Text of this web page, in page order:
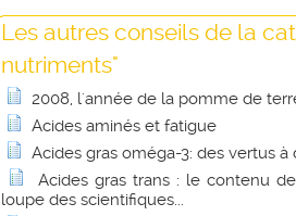
Les autres conseils de la
nutriments"
2008, l'année de la pomme de
Acides aminés et fatigue
Acides gras oméga-3: des vertus à
Acides gras trans : le contenu
loupe des scientifiques...